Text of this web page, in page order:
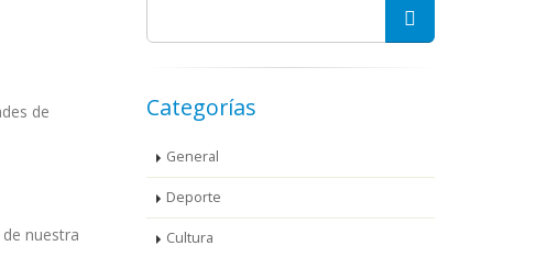
de
nuestra
Categorías
General
Deporte
Cultura